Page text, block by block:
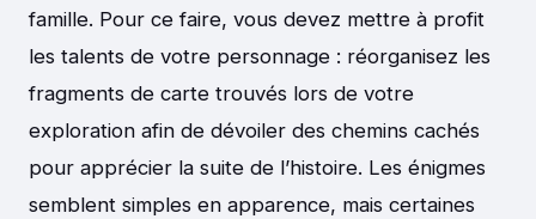
famille. Pour ce faire, vous devez mettre à profit
les talents de votre personnage : réorganisez les
fragments de carte trouvés lors de votre
exploration afin de dévoiler des chemins cachés
pour apprécier la suite de l’histoire. Les énigmes
semblent simples en apparence, mais certaines